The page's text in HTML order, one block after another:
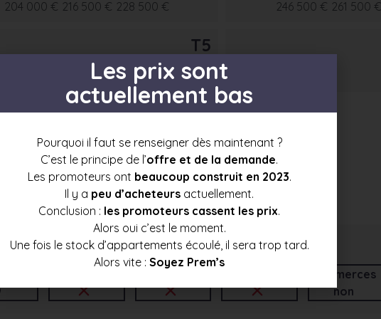
204 000 € 216 500 € 228 500 €
246 500 € 261 500 €
T5
par étage
commerces
non
Les prix sont
actuellement bas
Pourquoi il faut se renseigner dès maintenant ?
C’est le principe de l’offre et de la demande.
Les promoteurs ont beaucoup construit en 2023.
Il y a peu d’acheteurs actuellement.
Conclusion : les promoteurs cassent les prix.
Alors oui c’est le moment.
Une fois le stock d’appartements écoulé, il sera trop tard.
Alors vite : Soyez Prem’s